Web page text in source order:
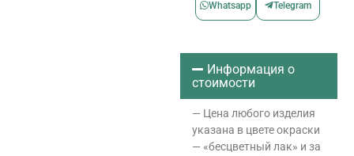
Whatsapp Telegram
Информация о
стоимости
— Цена любого изделия
указана в цвете окраски
— «бесцветный лак» и за